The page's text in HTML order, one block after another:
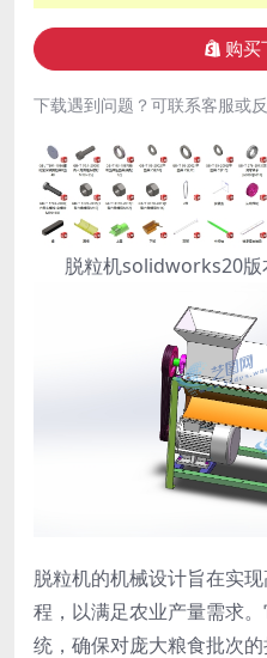
购买
下载遇到问题？可联系客服或
脱粒机solidworks20版
脱粒机的机械设计旨在实
程，以满足农业产量需求
统，确保对庞大粮食批次